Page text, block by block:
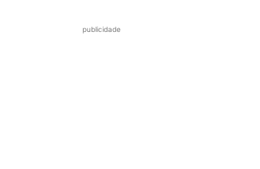
publicidade